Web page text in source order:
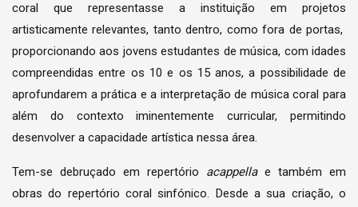
coral que representasse a instituição em projetos
artisticamente relevantes, tanto dentro, como fora de portas,
proporcionando aos jovens estudantes de música, com idades
compreendidas entre os 10 e os 15 anos, a possibilidade de
aprofundarem a prática e a interpretação de música coral para
além do contexto iminentemente curricular, permitindo
desenvolver a capacidade artística nessa área.
Tem-se debruçado em repertório acappellae também em
obras do repertório coral sinfónico. Desde a sua criação, o